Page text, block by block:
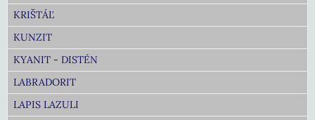
KRIŠTÁĽ
KUNZIT
KYANIT - DISTÉN
LABRADORIT
LAPIS LAZULI